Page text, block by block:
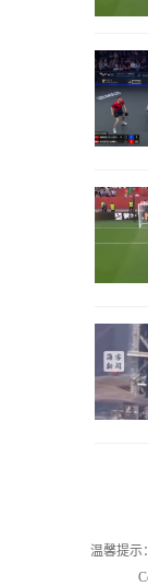
温馨提示